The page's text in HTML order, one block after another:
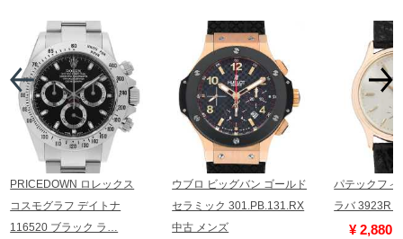
PRICEDOWN ロレックス
コスモグラフ デイトナ
116520 ブラック ラ…
ウブロ ビッグバン ゴールド
セラミック 301.PB.131.RX
中古 メンズ
パテックフィ
ラバ 3923R
¥